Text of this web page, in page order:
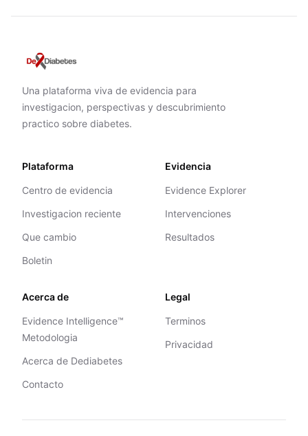
Una plataforma viva de evidencia para
investigacion, perspectivas y descubrimiento
practico sobre diabetes.
Plataforma
Centro de evidencia
Investigacion reciente
Que cambio
Boletin
Evidencia
Evidence Explorer
Intervenciones
Resultados
Acerca de
Evidence Intelligence™
Metodologia
Acerca de Dediabetes
Contacto
Legal
Terminos
Privacidad